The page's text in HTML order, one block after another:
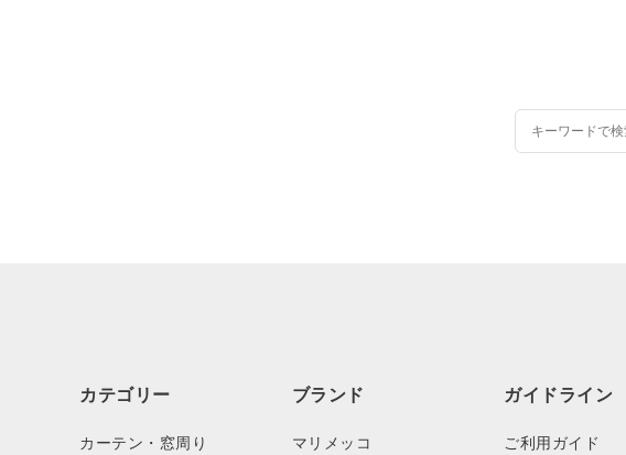
カテゴリー
カーテン・窓周り
ブランド
マリメッコ
ガイドライン
ご利用ガイド